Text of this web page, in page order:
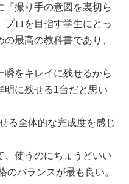
『撮り⼿の意図を裏切ら
プロを⽬指す学⽣にとっ
最⾼の教科書であり、
瞬をキレイに残せるから
明に残せる1台だと思い
る全体的な完成度を感じ
、使うのにちょうどいい
のバランスが最も良い。